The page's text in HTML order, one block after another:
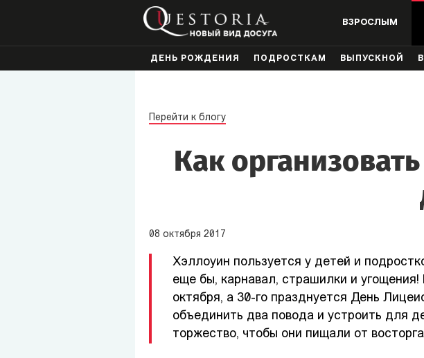
ВЗРОСЛЫМ
ДЕНЬ РОЖДЕНИЯ ПОДРОСТКАМ ВЫПУСКНОЙ
Перейти к блогу
Как
08 октября 2017
Хэллоуин пользуется у детей и
еще бы, карнавал, страшилки и угощения!
октября, а 30-го празднуется День
объединить два повода и устроить для
торжество, чтобы они пищали от